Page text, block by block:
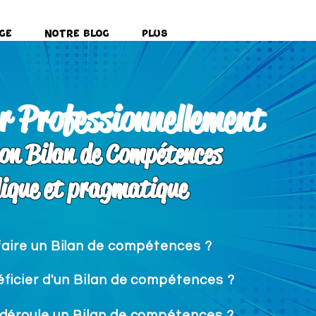
Notre Blog Plus
Bilan de Compétences
et pragmatique
un Bilan de compétences ?
d'un Bilan de compétences ?